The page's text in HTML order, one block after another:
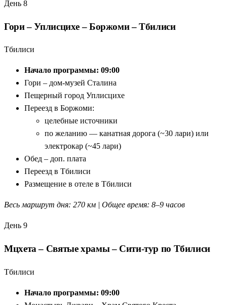
День 8
Гори – Уплисцихе – Боржоми – Тбилиси
Тбилиси
Начало программы: 09:00
Гори – дом-музей Сталина
Пещерный город Уплисцихе
Переезд в Боржоми:
целебные источники
по желанию — канатная дорога (~30 лари) или
электрокар (~45 лари)
Обед – доп. плата
Переезд в Тбилиси
Размещение в отеле в Тбилиси
Весь маршрут дня: 270 км | Общее время: 8–9 часов
День 9
Мцхета – Святые храмы – Сити-тур по Тбилиси
Тбилиси
Начало программы: 09:00